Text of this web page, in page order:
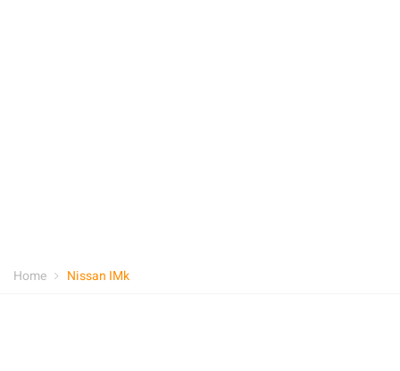
Home Nissan IMk